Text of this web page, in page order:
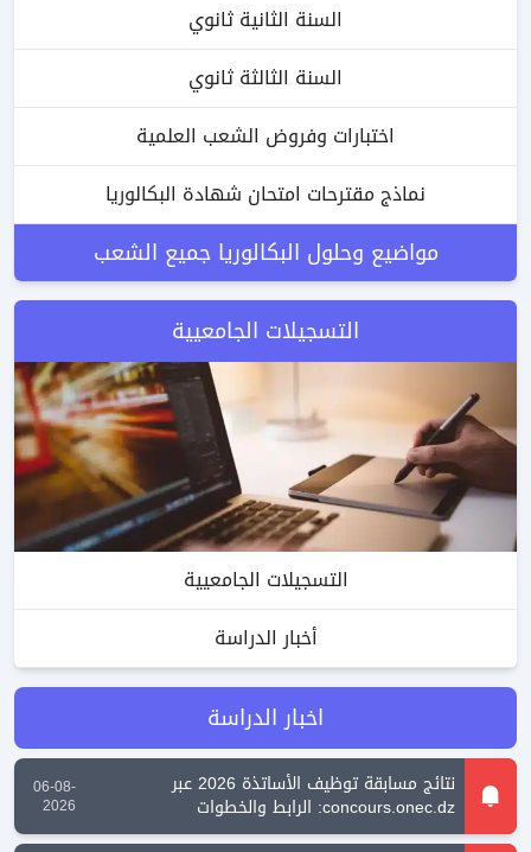
السنة الثانية ثانوي
السنة الثالثة ثانوي
اختبارات وفروض الشعب العلمية
نماذج مقترحات امتحان شهادة البكالوريا
مواضيع وحلول البكالوريا جميع الشعب
التسجيلات الجامعيية
التسجيلات الجامعيية
أخبار الدراسة
اخبار الدراسة
نتائج مسابقة توظيف الأساتذة 2026 عبر
concours.onec.dz: الرابط والخطوات
06-08-
2026